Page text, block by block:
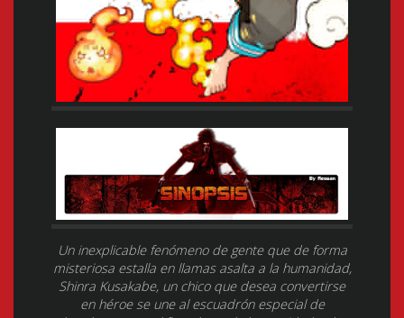
Un inexplicable fenómeno de gente que de forma
misteriosa estalla en llamas asalta a la humanidad,
Shinra Kusakabe, un chico que desea convertirse
en héroe se une al escuadrón especial de